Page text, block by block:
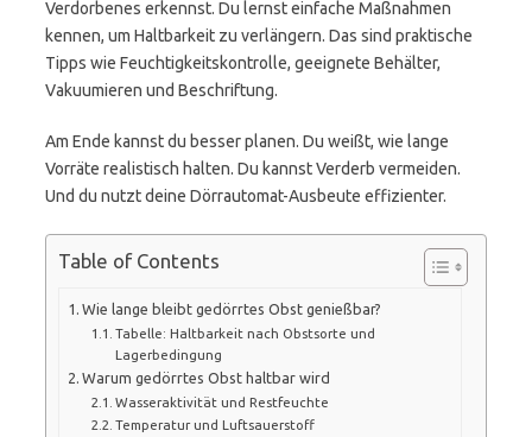
Verdorbenes erkennst. Du lernst einfache Maßnahmen
kennen, um Haltbarkeit zu verlängern. Das sind praktische
Tipps wie Feuchtigkeitskontrolle, geeignete Behälter,
Vakuumieren und Beschriftung.
Am Ende kannst du besser planen. Du weißt, wie lange
Vorräte realistisch halten. Du kannst Verderb vermeiden.
Und du nutzt deine Dörrautomat-Ausbeute effizienter.
Table of Contents
Wie lange bleibt gedörrtes Obst genießbar?
Tabelle: Haltbarkeit nach Obstsorte und
Lagerbedingung
Warum gedörrtes Obst haltbar wird
Wasseraktivität und Restfeuchte
Temperatur und Luftsauerstoff